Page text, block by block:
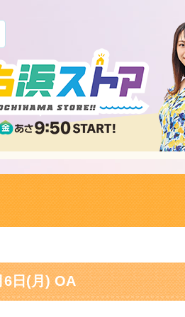
6日(月) OA